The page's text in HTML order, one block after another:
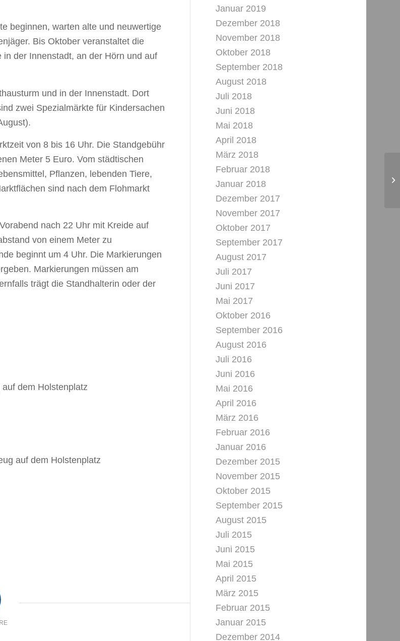
beginnen, warten alte und neuwertige
Bis Oktober veranstaltet die
der Innenstadt, an der Hörn und auf
und in der Innenstadt. Dort
zwei Spezialmärkte für Kindersachen
von 8 bis 16 Uhr. Die Standgebühr
Meter 5 Euro. Vom städtischen
Pflanzen, lebenden Tiere,
sind nach dem Flohmarkt
nach 22 Uhr mit Kreide auf
von einem Meter zu
beginnt um 4 Uhr. Die Markierungen
Markierungen müssen am
trägt die Standhalterin oder der
dem Holstenplatz
auf dem Holstenplatz
Januar 2019
Dezember 2018
November 2018
Oktober 2018
September 2018
August 2018
Juli 2018
Juni 2018
Mai 2018
April 2018
März 2018
Februar 2018
Januar 2018
Dezember 2017
November 2017
Oktober 2017
September 2017
August 2017
Juli 2017
Juni 2017
Mai 2017
Oktober 2016
September 2016
August 2016
Juli 2016
Juni 2016
Mai 2016
April 2016
März 2016
Februar 2016
Januar 2016
Dezember 2015
November 2015
Oktober 2015
September 2015
August 2015
Juli 2015
Juni 2015
Mai 2015
April 2015
März 2015
Februar 2015
Januar 2015
Dezember 2014